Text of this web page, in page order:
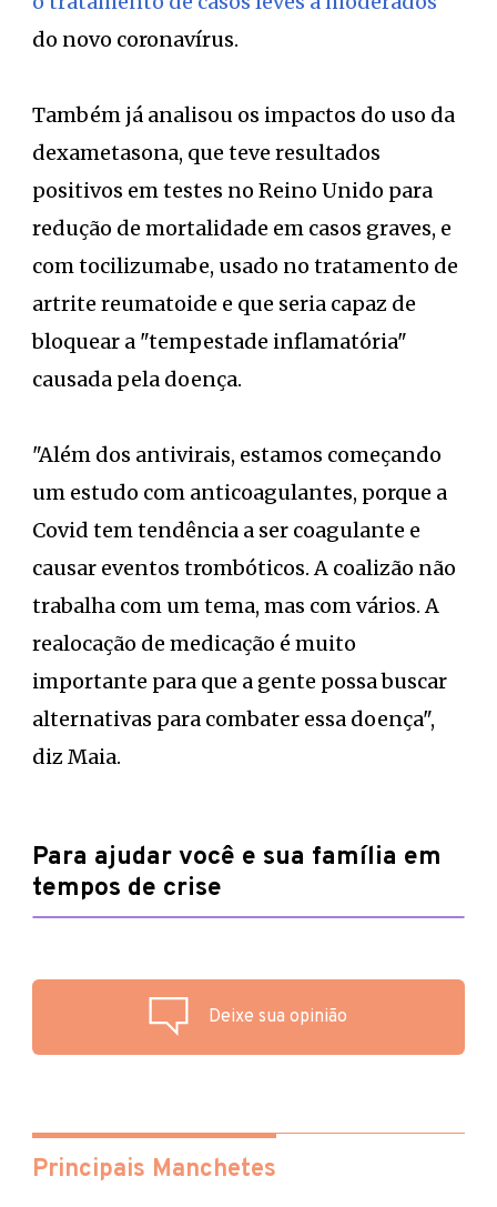
do novo coronavírus.
Também já analisou os impactos do uso da
dexametasona, que teve resultados
positivos em testes no Reino Unido para
redução de mortalidade em casos graves, e
com tocilizumabe, usado no tratamento de
artrite reumatoide e que seria capaz de
bloquear a "tempestade inflamatória"
causada pela doença.
"Além dos antivirais, estamos começando
um estudo com anticoagulantes, porque a
Covid tem tendência a ser coagulante e
causar eventos trombóticos. A coalizão não
trabalha com um tema, mas com vários. A
realocação de medicação é muito
importante para que a gente possa buscar
alternativas para combater essa doença",
diz Maia.
Para ajudar você e sua família em
tempos de crise
Deixe sua opinião
Principais Manchetes